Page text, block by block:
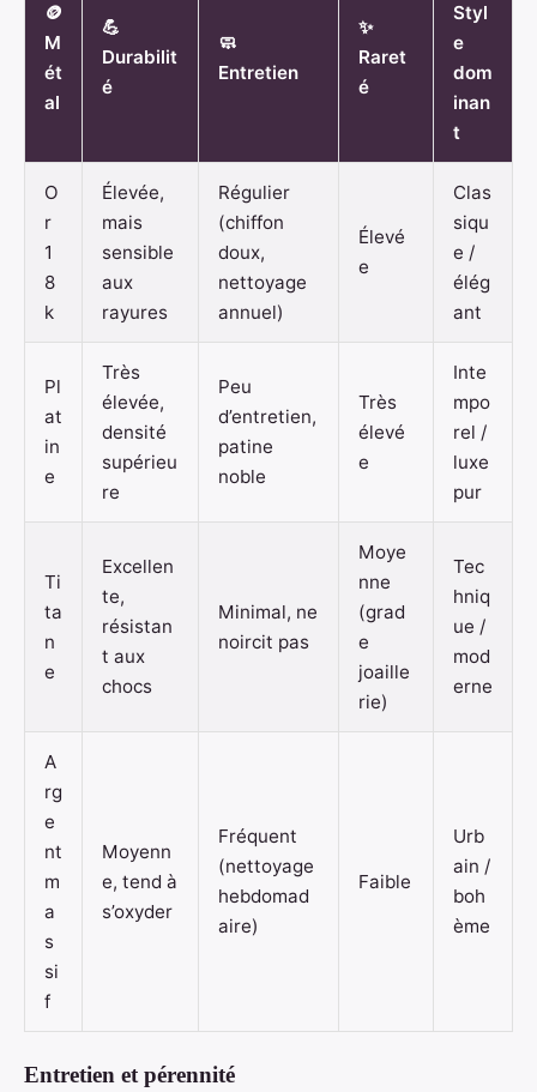
🪙
M
ét
al
💪
Durabilit
é
🧼
Entretien
✨
Raret
é
Styl
e
dom
inan
t
O
r
1
8
k
Élevée,
mais
sensible
aux
rayures
Régulier
(chiffon
doux,
nettoyage
annuel)
Élevé
e
Clas
siqu
e /
élég
ant
Pl
at
in
e
Très
élevée,
densité
supérieu
re
Peu
d’entretien,
patine
noble
Très
élevé
e
Inte
mpo
rel /
luxe
pur
Ti
ta
n
e
Excellen
te,
résistan
t aux
chocs
Minimal, ne
noircit pas
Moye
nne
(grad
e
joaille
rie)
Tec
hniq
ue /
mod
erne
A
rg
e
nt
m
a
s
si
f
Moyenn
e, tend à
s’oxyder
Fréquent
(nettoyage
hebdomad
aire)
Faible
Urb
ain /
boh
ème
Entretien et pérennité